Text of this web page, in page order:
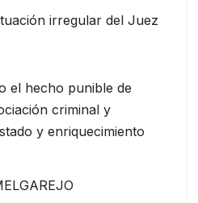
irregular del Juez
el hecho punible de
criminal y
y enriquecimiento